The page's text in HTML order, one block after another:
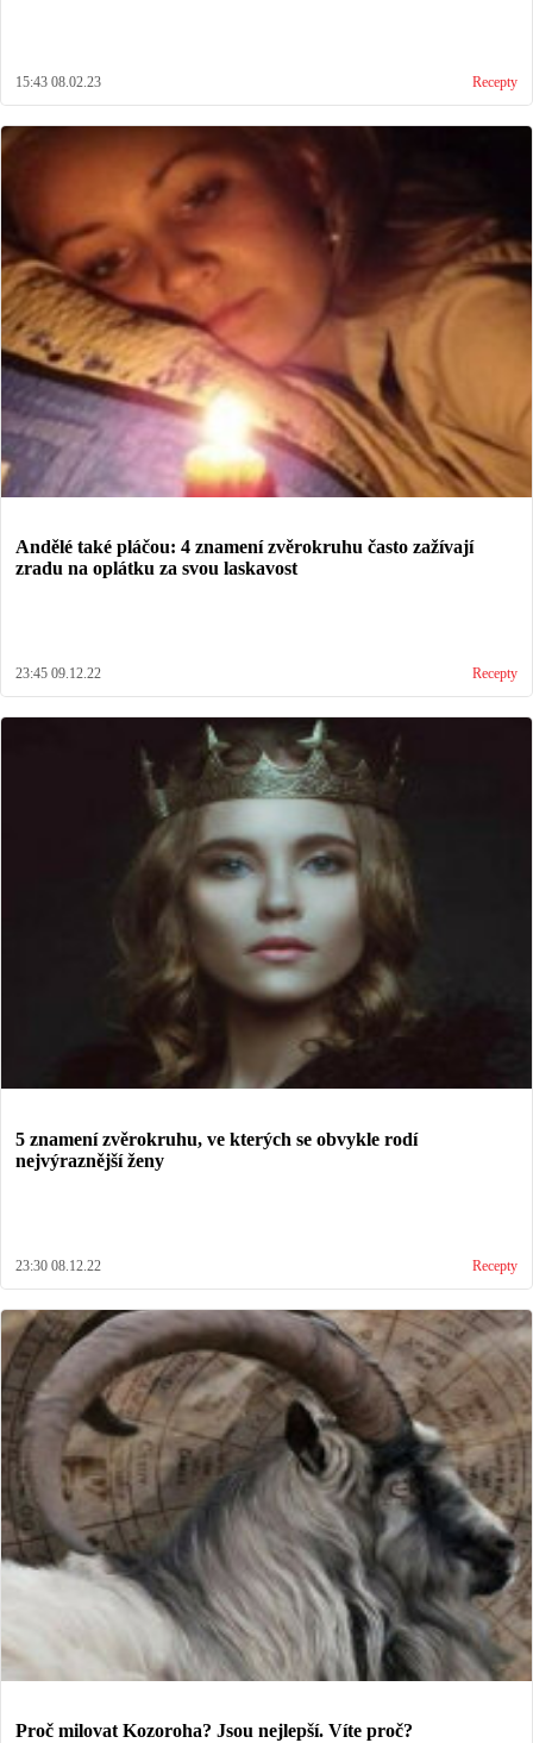
15:43 08.02.23 Recepty
Andělé také pláčou: 4 znamení zvěrokruhu často zažívají
zradu na oplátku za svou laskavost
23:45 09.12.22 Recepty
5 znamení zvěrokruhu, ve kterých se obvykle rodí
nejvýraznější ženy
23:30 08.12.22 Recepty
Proč milovat Kozoroha? Jsou nejlepší. Víte proč?